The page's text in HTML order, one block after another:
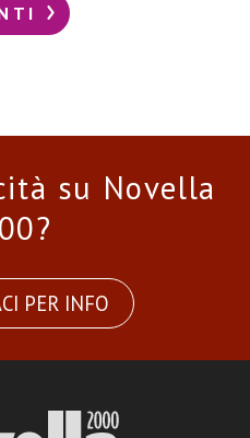
su Novella
PER INFO